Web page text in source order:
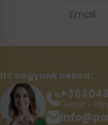
Itt vagyunk neked:
(Hétfő -